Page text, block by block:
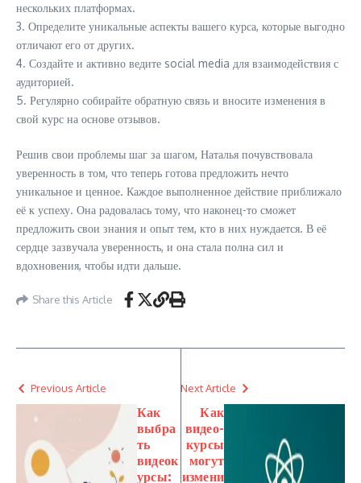
нескольких платформах.
3. Определите уникальные аспекты вашего курса, которые выгодно
отличают его от других.
4. Создайте и активно ведите social media для взаимодействия с
аудиторией.
5. Регулярно собирайте обратную связь и вносите изменения в
свой курс на основе отзывов.
Решив свои проблемы шаг за шагом, Наталья почувствовала
уверенность в том, что теперь готова предложить нечто
уникальное и ценное. Каждое выполненное действие приближало
её к успеху. Она радовалась тому, что наконец-то сможет
предложить свои знания и опыт тем, кто в них нуждается. В её
сердце зазвучала уверенность, и она стала полна сил и
вдохновения, чтобы идти дальше.
Share this Article
Previous Article
Как
выбра
ть
видеок
урсы:
Next Article
Как
видео-
курсы
могут
измени